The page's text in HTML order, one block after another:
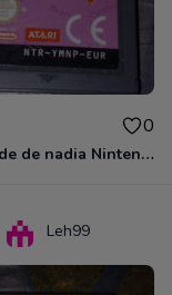
0
Le monde de nadia Nintendo ds
Leh99